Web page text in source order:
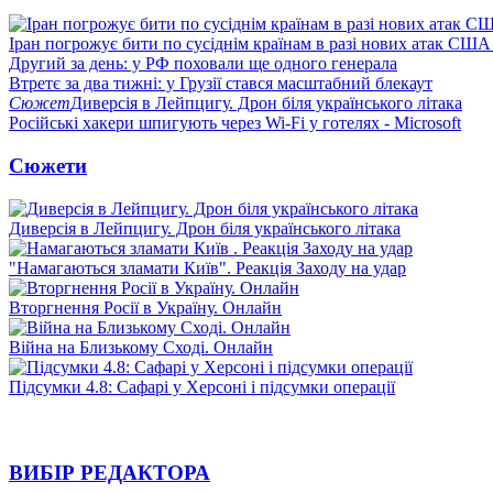
Іран погрожує бити по сусіднім країнам в разі нових атак
Другий за день: у РФ поховали ще одного генерала
Втретє за два тижні: у Грузії стався масштабний блекаут
СюжетДиверсія в Лейпцигу. Дрон біля українського літака
Російські хакери шпигують через Wi-Fi у готелях - Microsoft
Сюжети
Диверсія в Лейпцигу. Дрон біля українського літака
"Намагаються зламати Київ". Реакція Заходу на удар
Вторгнення Росії в Україну. Онлайн
Війна на Близькому Сході. Онлайн
Підсумки 4.8: Сафарі у Херсоні і підсумки операції
ВИБІР РЕДАКТОРА